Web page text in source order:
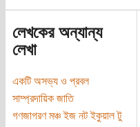
লেখকের অন্যান্য
লেখা
একটি অসভ্য ও প্রবল
সাম্প্রদায়িক জাতি
গণজাগরণ মঞ্চ ইজ নট ইকুয়াল টু